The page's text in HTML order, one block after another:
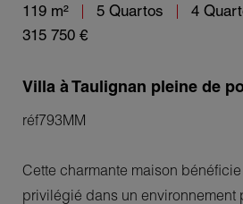
119 m² 5 Quartos
4
315 750 €
Villa à Taulignan pleine de
réf793MM
Cette charmante maison
privilégié dans un environnement